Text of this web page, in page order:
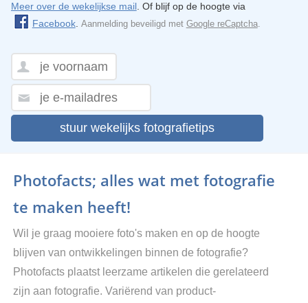
Meer over de wekelijkse mail. Of blijf op de hoogte via
Facebook. Aanmelding beveiligd met Google reCaptcha.
stuur wekelijks fotografietips
Photofacts; alles wat met fotografie
te maken heeft!
Wil je graag mooiere foto's maken en op de hoogte
blijven van ontwikkelingen binnen de fotografie?
Photofacts plaatst leerzame artikelen die gerelateerd
zijn aan fotografie. Variërend van product-